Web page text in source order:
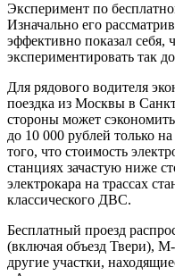
Эксперимент по
Изначально его
эффективно показал себя,
экспериментировать так
Для рядового водителя
поездка из Москвы в
стороны может
до 10 000 рублей только
того, что стоимость
станциях зачастую ниже
электрокара на трассах
классического ДВС.
Бесплатный проезд
(включая объезд Твери),
другие участки,